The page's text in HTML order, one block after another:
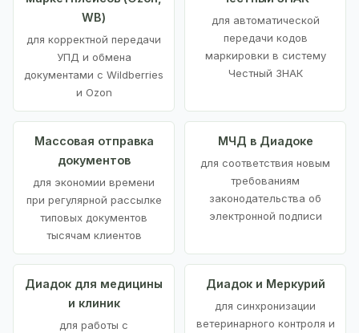
WB)
для корректной передачи
УПД и обмена
документами с Wildberries
и Ozon
для автоматической
передачи кодов
маркировки в систему
Честный ЗНАК
Массовая отправка
документов
для экономии времени
при регулярной рассылке
типовых документов
тысячам клиентов
МЧД в Диадоке
для соответствия новым
требованиям
законодательства об
электронной подписи
Диадок для медицины
и клиник
для работы с
Диадок и Меркурий
для синхронизации
ветеринарного контроля и